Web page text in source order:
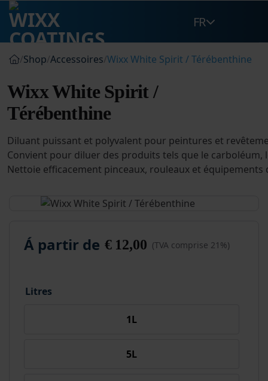
Passer
au
contenu
FR
/Shop/Accessoires/Wixx White Spirit / Térébenthine
Wixx White Spirit /
Térébenthine
Diluant puissant et polyvalent pour peintures et
Convient pour diluer des produits tels que le
Nettoie efficacement pinceaux, rouleaux et
Á partir de €12,00 (TVA comprise 21%)
Litres
1L
5L